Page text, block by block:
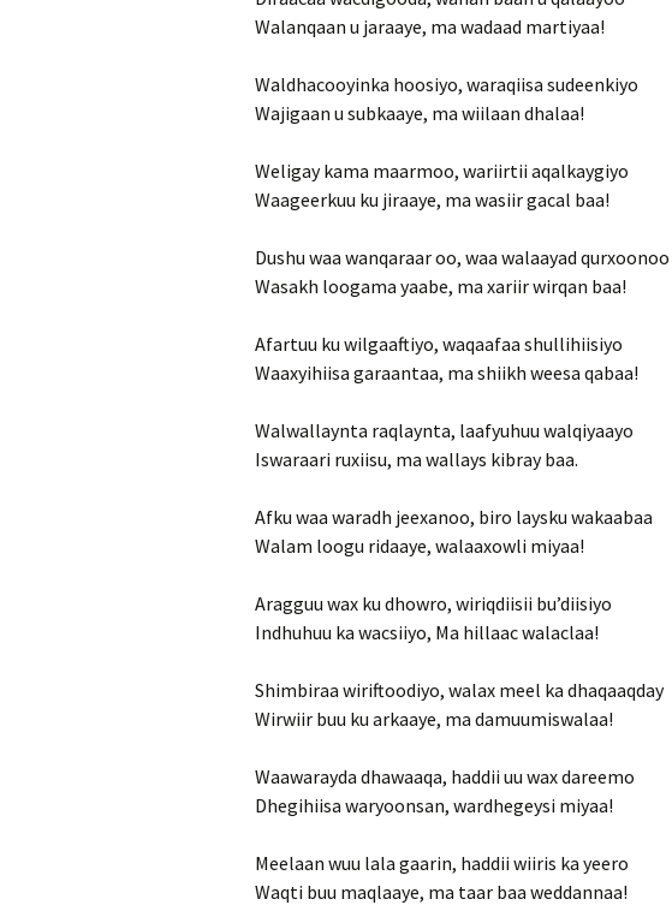
Walanqaan u jaraaye, ma wadaad martiyaa!
Waldhacooyinka hoosiyo, waraqiisa sudeenkiyo
Wajigaan u subkaaye, ma wiilaan dhalaa!
Weligay kama maarmoo, wariirtii aqalkaygiyo
Waageerkuu ku jiraaye, ma wasiir gacal baa!
Dushu waa wanqaraar oo, waa walaayad qurxoonoo
Wasakh loogama yaabe, ma xariir wirqan baa!
Afartuu ku wilgaaftiyo, waqaafaa shullihiisiyo
Waaxyihiisa garaantaa, ma shiikh weesa qabaa!
Walwallaynta raqlaynta, laafyuhuu walqiyaayo
Iswaraari ruxiisu, ma wallays kibray baa.
Afku waa waradh jeexanoo, biro laysku wakaabaa
Walam loogu ridaaye, walaaxowli miyaa!
Aragguu wax ku dhowro, wiriqdiisii bu’diisiyo
Indhuhuu ka wacsiiyo, Ma hillaac walaclaa!
Shimbiraa wiriftoodiyo, walax meel ka dhaqaaqday
Wirwiir buu ku arkaaye, ma damuumiswalaa!
Waawarayda dhawaaqa, haddii uu wax dareemo
Dhegihiisa waryoonsan, wardhegeysi miyaa!
Meelaan wuu lala gaarin, haddii wiiris ka yeero
Waqti buu maqlaaye, ma taar baa weddannaa!